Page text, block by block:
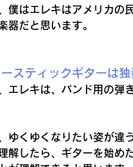
僕はエレキはアメリカの
器だと思います。
ースティックギターは
エレキは、バンド用の弾
ゆくゆくなりたい姿が違
解したら、ギターを始め